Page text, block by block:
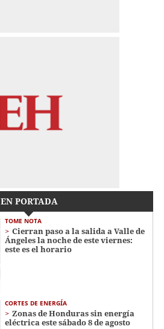
EN PORTADA
TOME NOTA
Cierran paso a la salida a Valle de
Ángeles la noche de este viernes:
este es el horario
CORTES DE ENERGÍA
Zonas de Honduras sin energía
eléctrica este sábado 8 de agosto